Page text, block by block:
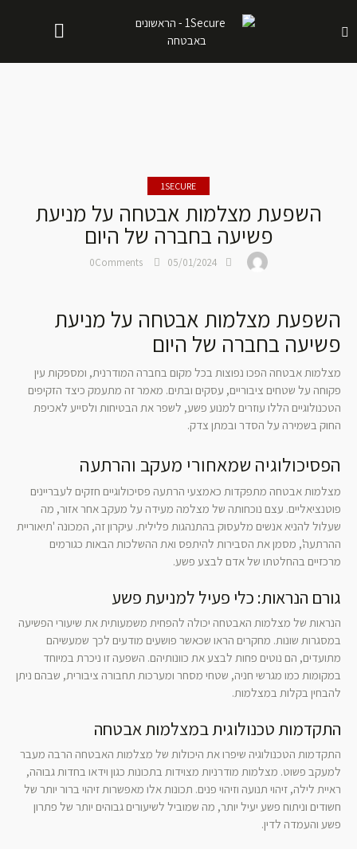
1SECURE
השפעת מצלמות אבטחה על מניעת
פשיעה בחברה של היום
05/01/2024
0Comments
השפעת מצלמות אבטחה על מניעת
פשיעה בחברה של היום
מצלמות אבטחה הפכו נפוצות בכל מקום בחברה המודרנית, ומספקות עין
פקוחה על שטחים ציבוריים, עסקים ובתים. מאמר זה מתעמק כיצד הזקיפים
הטכנולוגיים הללו עוזרים למנוע פשע, לשפר את הבטיחות ולסייע לאכיפת
החוק בשמירה על הסדר ובמתן צדק.
הפסיכולוגיה שמאחורי מעקב והרתעה
מצלמות אבטחה מתפקדות כאמצעי הרתעה פסיכולוגיים חזקים לעבריינים
פוטנציאליים. עצם נוכחותה של מצלמה מעידה על מעקב אחר אזור, מה
שעלול להניא אנשים מלעסוק בהתנהגות פלילית. עיקרון זה, המכונה 'תיאוריית
ההרתעה', מסמן את הסבירות להיתפס ואת ההשלכות הבאות כגורמים
מרכזיים בהחלטתו של אדם לבצע פשע.
גורם הנראות: כלי פעיל למניעת פשע
הנראות של מצלמות האבטחה יכולה להפחית משמעותית את שיעורי הפשיעה
במסגרות שונות. מחקרים הראו שכאשר פושעים מודעים לכך שמעשיהם
מתועדים, הם נוטים פחות לבצע את כוונותיהם. השפעה זו ניכרת במיוחד
במקומות כמו מגרשי חניה, שטחי מסחר ומערכות תחבורה ציבורית, שבהם ניתן
להבחין בקלות במצלמות.
התקדמות טכנולוגית במצלמות אבטחה
התקדמות הטכנולוגיה שיפרו את היכולות של מצלמות האבטחה הרבה מעבר
למעקב פשוט. מצלמות מודרניות מצוידות בתכונות כגון וידאו בחדות גבוהה,
ראיית לילה, זיהוי תנועה וזיהוי פנים. תכונות אלו מאפשרות זיהוי ברור יותר של
חשודים וניתוח פשע יעיל יותר, מה שמוביל לשיעורים גבוהים יותר של פתרון
פשע והעמדה לדין.